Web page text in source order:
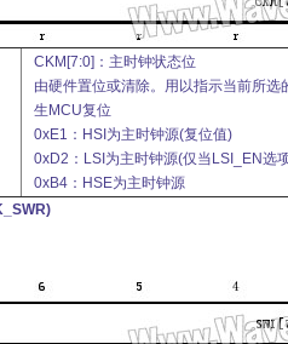
CKM[7:0]：主时钟状态位
由硬件置位或清除。用以指示当前所
生MCU复位
0xE1：HSI为主时钟源(复位值)
0xD2：LSI为主时钟源(仅当LSI_EN选
0xB4：HSE为主时钟源